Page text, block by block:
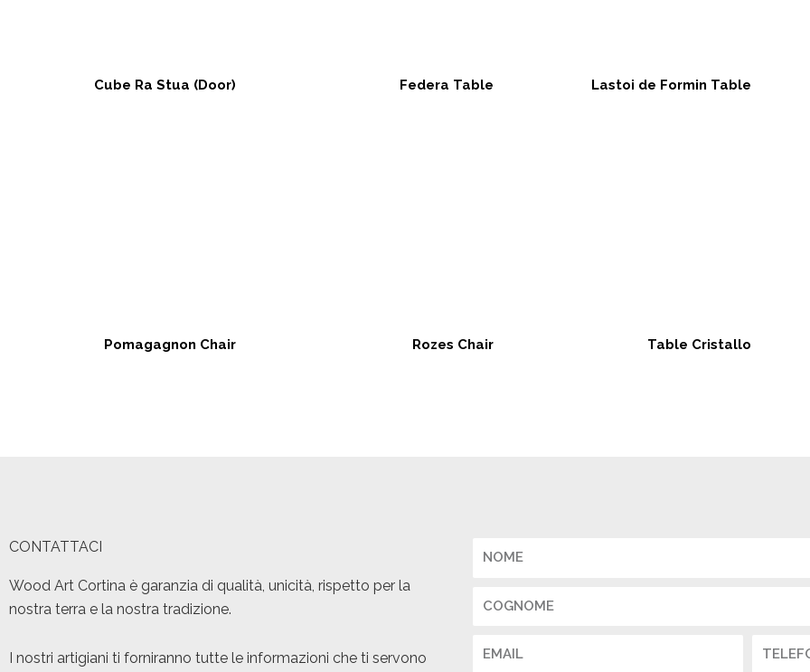
Cube Ra Stua (Door) Federa Table Lastoi de Formin Table
Pomagagnon Chair Rozes Chair Table Cristallo
CONTATTACI
Wood Art Cortina è garanzia di qualità, unicità, rispetto per la
nostra terra e la nostra tradizione.
I nostri artigiani ti forniranno tutte le informazioni che ti servono
Nome
Cognome
Email Telefono